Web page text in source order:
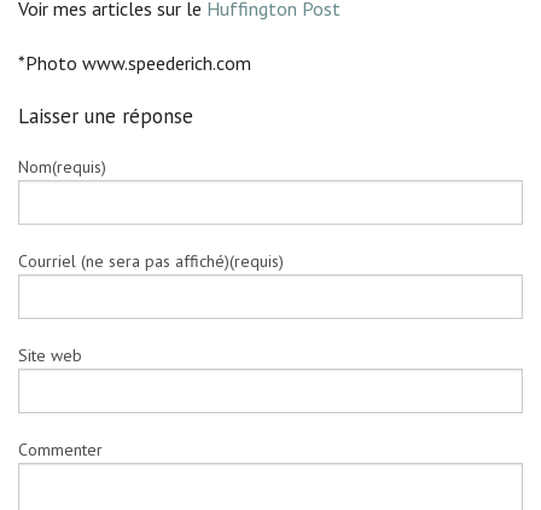
Voir mes articles sur le Huffington Post
*Photo www.speederich.com
Laisser une réponse
Nom(requis)
Courriel (ne sera pas affiché)(requis)
Site web
Commenter